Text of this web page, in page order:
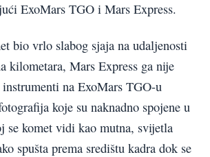
ExoMars TGO i Mars Express.
bio vrlo slabog sjaja na udaljenosti
kilometara, Mars Express ga nije
na ExoMars TGO-u
koje su naknadno spojene u
se komet vidi kao mutna, svijetla
spušta prema središtu kadra dok se